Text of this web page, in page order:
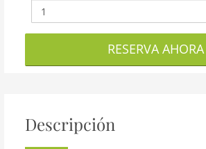
RESERVA AHORA
Descripción